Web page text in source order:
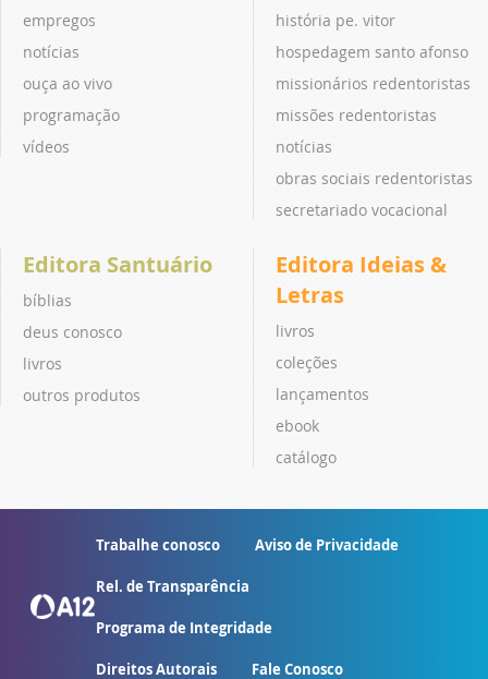
empregos
notícias
ouça ao vivo
programação
vídeos
história pe. vitor
hospedagem santo afonso
missionários redentoristas
missões redentoristas
notícias
obras sociais redentoristas
secretariado vocacional
Editora Santuário
bíblias
deus conosco
livros
outros produtos
Editora Ideias &
Letras
livros
coleções
lançamentos
ebook
catálogo
Trabalhe conosco Aviso de Privacidade
Rel. de Transparência
Programa de Integridade
Direitos Autorais Fale Conosco